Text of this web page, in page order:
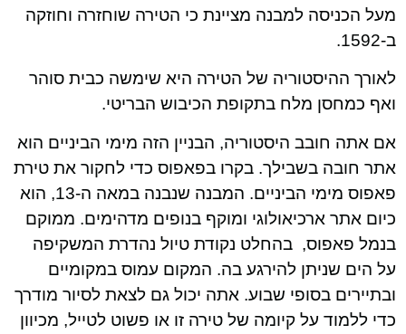
מעל הכניסה למבנה מציינת כי הטירה שוחזרה וחוזקה
ב-1592.
לאורך ההיסטוריה של הטירה היא שימשה כבית סוהר
ואף כמחסן מלח בתקופת הכיבוש הבריטי.
אם אתה חובב היסטוריה, הבניין הזה מימי הביניים הוא
אתר חובה בשבילך. בקרו בפאפוס כדי לחקור את טירת
פאפוס מימי הביניים. המבנה שנבנה במאה ה-13, הוא
כיום אתר ארכיאולוגי ומוקף בנופים מדהימים. ממוקם
בנמל פאפוס, בהחלט נקודת טיול נהדרת המשקיפה
על הים שניתן להירגע בה. המקום עמוס במקומיים
ובתיירים בסופי שבוע. אתה יכול גם לצאת לסיור מודרך
כדי ללמוד על קיומה של טירה זו או פשוט לטייל, מכיוון